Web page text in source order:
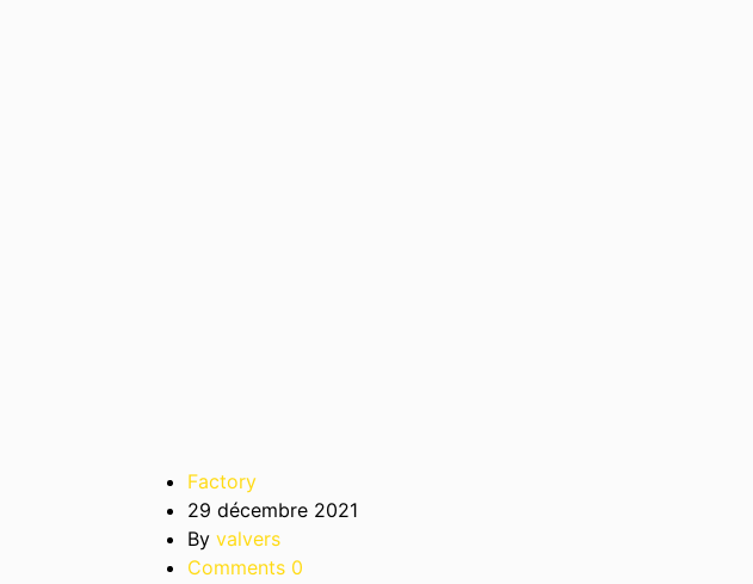
Factory
29 décembre 2021
By valvers
Comments 0